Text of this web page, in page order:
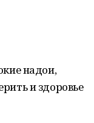
надои,
и здоровье